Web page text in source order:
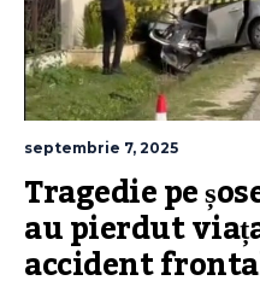
septembrie 7, 2025
Tragedie pe
au pierdut
accident